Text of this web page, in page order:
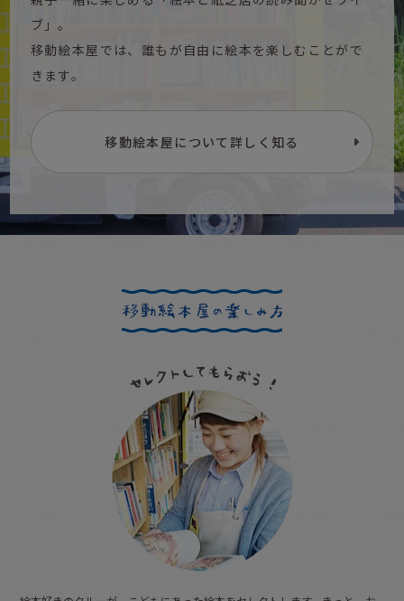
ブ」。
移動絵本屋では、誰もが自由に絵本を楽しむことがで
きます。
移動絵本屋について詳しく知る